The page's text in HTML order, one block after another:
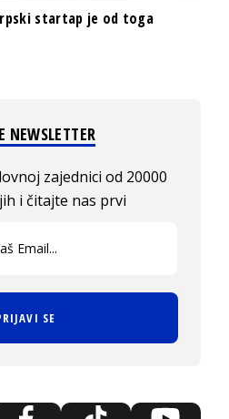
startap je od toga
NEWSLETTER
zajednici od 20000
i čitajte nas prvi
SE